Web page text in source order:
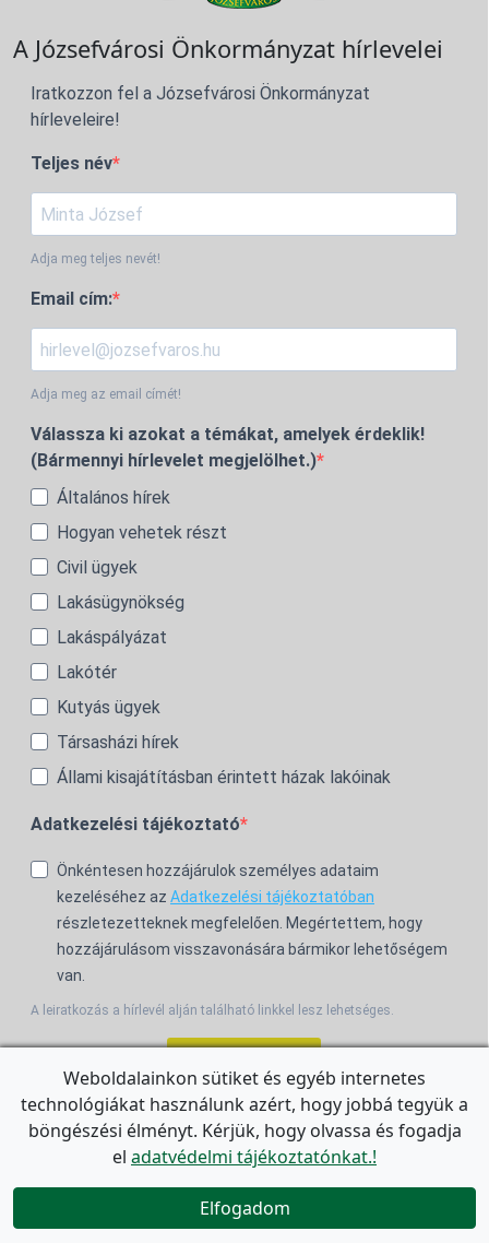
A Józsefvárosi Önkormányzat hírlevelei
Iratkozzon fel a Józsefvárosi Önkormányzat
hírleveleire!
Teljes név
Adja meg teljes nevét!
Email cím:
Adja meg az email címét!
Válassza ki azokat a témákat, amelyek érdeklik!
(Bármennyi hírlevelet megjelölhet.)
Általános hírek
Hogyan vehetek részt
Civil ügyek
Lakásügynökség
Lakáspályázat
Lakótér
Kutyás ügyek
Társasházi hírek
Állami kisajátításban érintett házak lakóinak
Adatkezelési tájékoztató
Önkéntesen hozzájárulok személyes adataim
kezeléséhez az Adatkezelési tájékoztatóban
részletezetteknek megfelelően. Megértettem, hogy
hozzájárulásom visszavonására bármikor lehetőségem
van.
A leiratkozás a hírlevél alján található linkkel lesz lehetséges.
For the English Newsletter, clickHERE.

Weboldalainkon sütiket és egyéb internetes
technológiákat használunk azért, hogy jobbá tegyük a
böngészési élményt. Kérjük, hogy olvassa és fogadja
el adatvédelmi tájékoztatónkat.!
Elfogadom